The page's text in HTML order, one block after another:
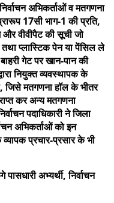
अभिकर्ताओं व मतगणना
17सी भाग-1 की प्रति,
और वीवीपैट की सूची जो
तथा प्लास्टिक पेन या पेंसिल ले
गेट पर खान-पान की
नियुक्त व्यवस्थापक के
जिसे मतगणना हॉल के भीतर
कर अन्य मतगणना
पदाधिकारी ने जिला
अभिकर्ताओं को इन
प्रचार-प्रसार के भी
अभ्यर्थी, निर्वाचन